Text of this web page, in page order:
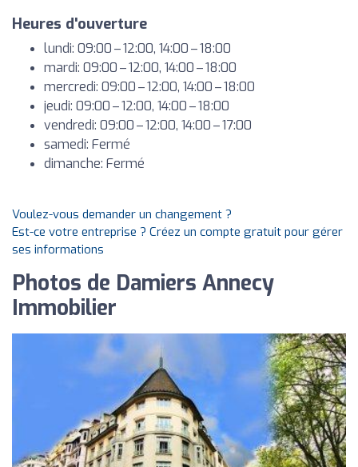
Heures d'ouverture
lundi: 09:00 – 12:00, 14:00 – 18:00
mardi: 09:00 – 12:00, 14:00 – 18:00
mercredi: 09:00 – 12:00, 14:00 – 18:00
jeudi: 09:00 – 12:00, 14:00 – 18:00
vendredi: 09:00 – 12:00, 14:00 – 17:00
samedi: Fermé
dimanche: Fermé
Voulez-vous demander un changement ?
Est-ce votre entreprise ? Créez un compte gratuit pour gérer
ses informations
Photos de Damiers Annecy
Immobilier